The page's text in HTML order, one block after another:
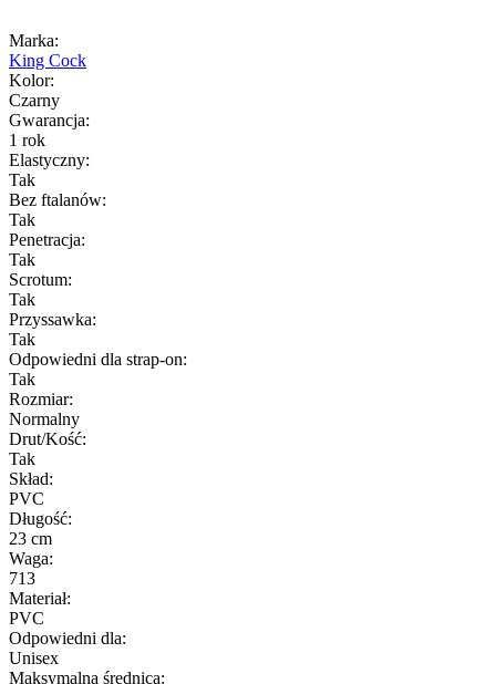
Marka:
King Cock
Kolor:
Czarny
Gwarancja:
1 rok
Elastyczny:
Tak
Bez ftalanów:
Tak
Penetracja:
Tak
Scrotum:
Tak
Przyssawka:
Tak
Odpowiedni dla strap-on:
Tak
Rozmiar:
Normalny
Drut/Kość:
Tak
Skład:
PVC
Długość:
23 cm
Waga:
713
Materiał:
PVC
Odpowiedni dla:
Unisex
Maksymalna średnica: